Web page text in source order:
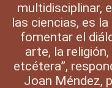
multidisciplinar,
las ciencias, es
fomentar el
arte, la
etcétera”,
Joan Méndez,